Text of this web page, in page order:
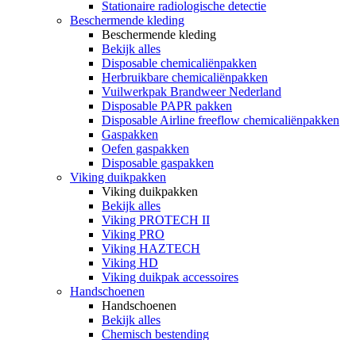
Stationaire radiologische detectie
Beschermende kleding
Beschermende kleding
Bekijk alles
Disposable chemicaliënpakken
Herbruikbare chemicaliënpakken
Vuilwerkpak Brandweer Nederland
Disposable PAPR pakken
Disposable Airline freeflow chemicaliënpakken
Gaspakken
Oefen gaspakken
Disposable gaspakken
Viking duikpakken
Viking duikpakken
Bekijk alles
Viking PROTECH II
Viking PRO
Viking HAZTECH
Viking HD
Viking duikpak accessoires
Handschoenen
Handschoenen
Bekijk alles
Chemisch bestending